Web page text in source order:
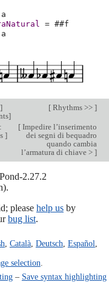
a
= ##f
a
]
]
[Rhythms >> ]
]
[Impedire l’inserimento
dei segni di bequadro
quando cambia
l’armatura di chiave > ]
2.27.2
please help usby
bug list.
Català, Deutsch Español
selection
– Save syntax highlighting